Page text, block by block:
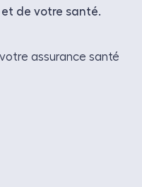
de votre santé.
assurance santé